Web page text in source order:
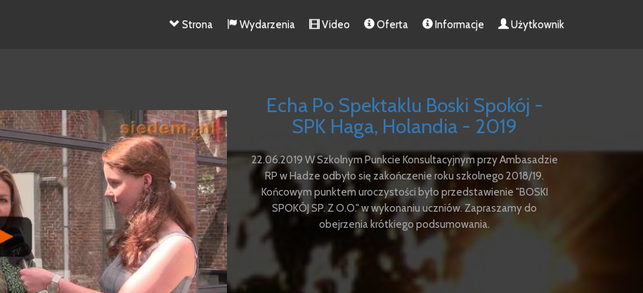
Strona Wydarzenia Video Oferta Informacje Użytkownik
Echa Po Spektaklu Boski Spokój -
SPK Haga, Holandia - 2019
22.06.2019 W Szkolnym Punkcie Konsultacyjnym przy Ambasadzie
RP w Hadze odbyło się zakończenie roku szkolnego 2018/19.
Końcowym punktem uroczystości było przedstawienie "BOSKI
SPOKÓJ SP. Z O.O." w wykonaniu uczniów. Zapraszamy do
obejrzenia krótkiego podsumowania.